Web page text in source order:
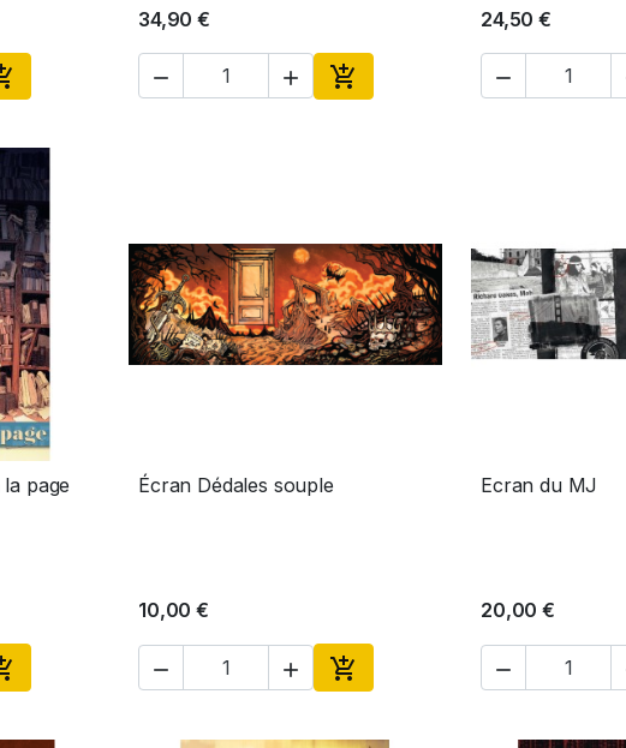
Ajouter au panier
34,90 €
  
Ajouter au panier
24,50 €

page
Ajouter au panier
 Aperçu rapide
Écran Dédales souple
10,00 €
  
Ajouter au panier

Ecran du MJ
20,00 €
